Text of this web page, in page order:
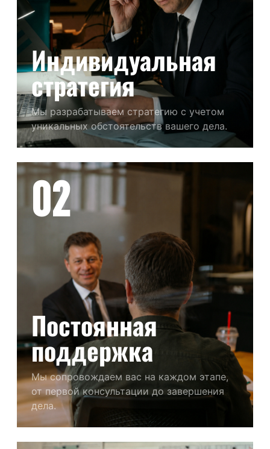
Индивидуальная
стратегия
Мы разрабатываем стратегию с учетом
уникальных обстоятельств вашего дела.
02
Постоянная
поддержка
Мы сопровождаем вас на каждом этапе,
от первой консультации до завершения
дела.